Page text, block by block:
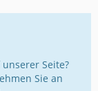
Seite?
Sie an